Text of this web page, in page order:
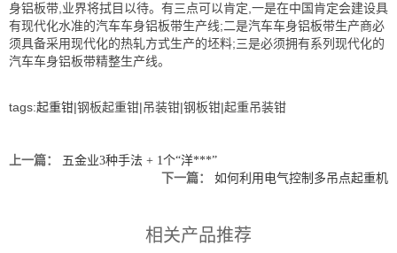
身铝板带,业界将拭目以待。有三点可以肯定,一是在中国肯定会建设具
有现代化水准的汽车车身铝板带生产线;二是汽车车身铝板带生产商必
须具备采用现代化的热轧方式生产的坯料;三是必须拥有系列现代化的
汽车车身铝板带精整生产线。
tags:起重钳|钢板起重钳|吊装钳|钢板钳|起重吊装钳
上一篇：
五金业3种手法 + 1个“洋***”
下一篇：
如何利用电气控制多吊点起重机
相关产品推荐